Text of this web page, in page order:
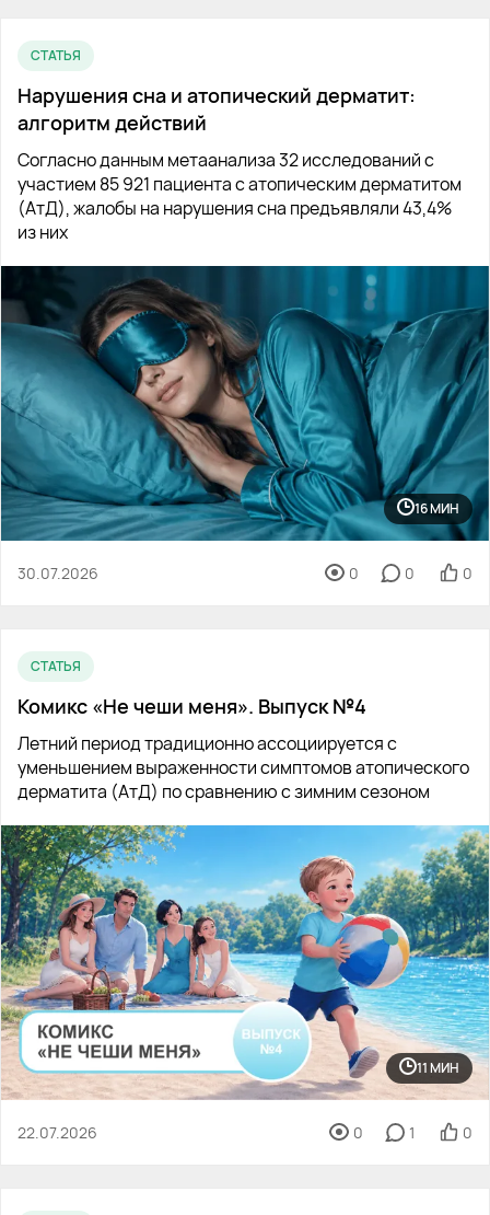
СТАТЬЯ
Нарушения сна и атопический дерматит:
алгоритм действий
Согласно данным метаанализа 32 исследований с
участием 85 921 пациента с атопическим дерматитом
(АтД), жалобы на нарушения сна предъявляли 43,4%
из них
16 МИН
30.07.2026 0 0 0
СТАТЬЯ
Комикс «Не чеши меня». Выпуск №4
Летний период традиционно ассоциируется с
уменьшением выраженности симптомов атопического
дерматита (АтД) по сравнению с зимним сезоном
11 МИН
22.07.2026 0 1 0